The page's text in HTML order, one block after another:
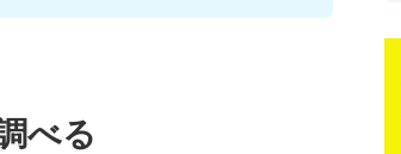
べる